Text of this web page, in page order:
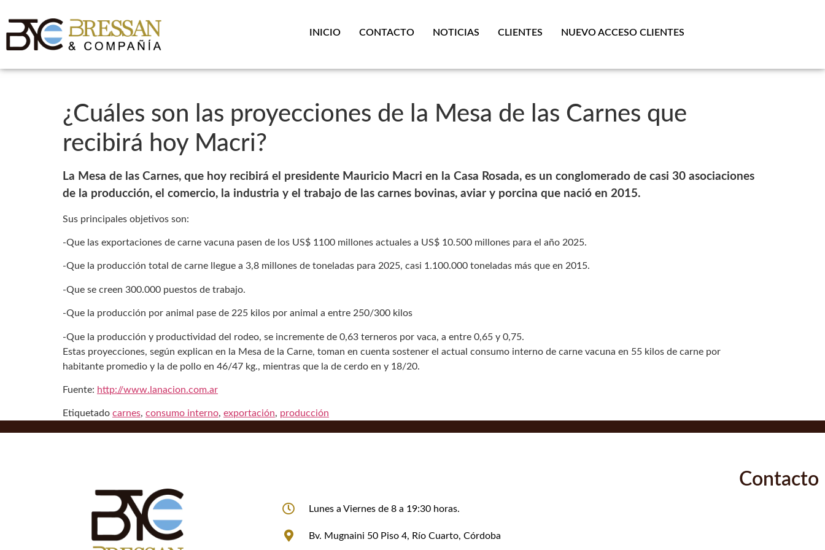
INICIO CONTACTO NOTICIAS CLIENTES NUEVO ACCESO CLIENTES
¿Cuáles son las proyecciones de la Mesa de las Carnes que
recibirá hoy Macri?
La Mesa de las Carnes, que hoy recibirá el presidente Mauricio Macri en la Casa Rosada, es un conglomerado de casi 30 asociaciones
de la producción, el comercio, la industria y el trabajo de las carnes bovinas, aviar y porcina que nació en 2015.
Sus principales objetivos son:
-Que las exportaciones de carne vacuna pasen de los US$ 1100 millones actuales a US$ 10.500 millones para el año 2025.
-Que la producción total de carne llegue a 3,8 millones de toneladas para 2025, casi 1.100.000 toneladas más que en 2015.
-Que se creen 300.000 puestos de trabajo.
-Que la producción por animal pase de 225 kilos por animal a entre 250/300 kilos
-Que la producción y productividad del rodeo, se incremente de 0,63 terneros por vaca, a entre 0,65 y 0,75.
Estas proyecciones, según explican en la Mesa de la Carne, toman en cuenta sostener el actual consumo interno de carne vacuna en 55 kilos de carne por
habitante promedio y la de pollo en 46/47 kg., mientras que la de cerdo en y 18/20.
Fuente: http://www.lanacion.com.ar
Etiquetado carnes, consumo interno, exportación, producción
Contacto
Lunes a Viernes de 8 a 19:30 horas.
Bv. Mugnaini 50 Piso 4, Río Cuarto, Córdoba